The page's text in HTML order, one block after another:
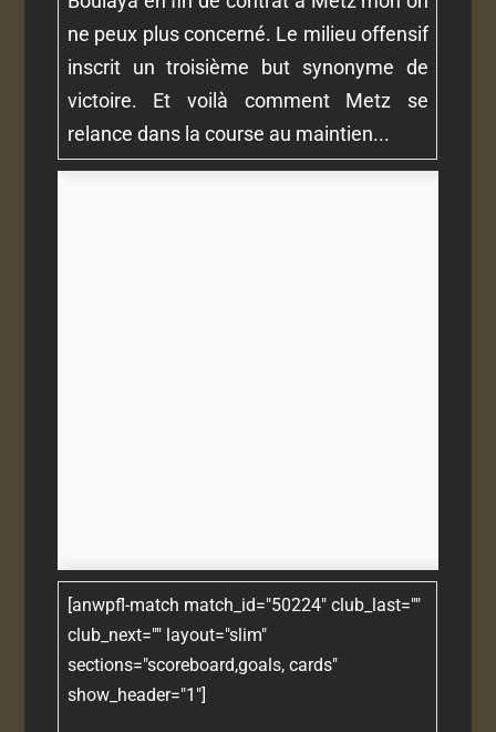
ne peux plus concerné. Le milieu offensif
inscrit un troisième but synonyme de
victoire. Et voilà comment Metz se
relance dans la course au maintien...
[anwpfl-match match_id="50224" club_last=""
club_next="" layout="slim"
sections="scoreboard,goals, cards"
show_header="1"]